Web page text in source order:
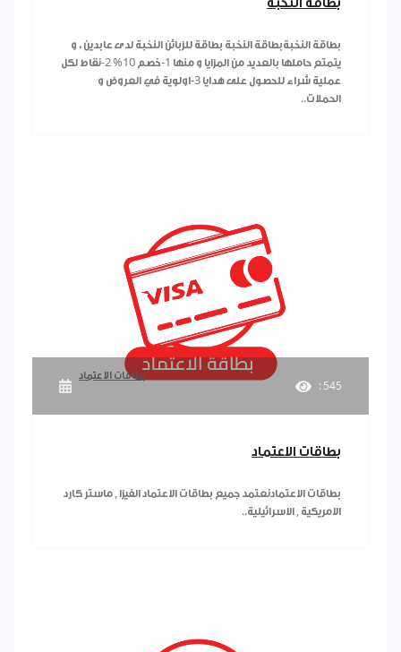
بطاقة النخبة
بطاقة النخبةبطاقة النخبة بطاقة للزبائن النخبة لدى عابدين ، و
يتمتع حاملها بالعديد من المزايا و منها 1-خصم 10% 2-نقاط لكل
عملية شراء للحصول على هدايا 3-اولوية في العروض و
الحملات..
بطاقات الاعتماد
: 545
بطاقات الاعتماد
بطاقات الاعتمادنعتمد جميع بطاقات الاعتماد الفيزا , ماستر كارد
الامريكية , الاسرائيلية..